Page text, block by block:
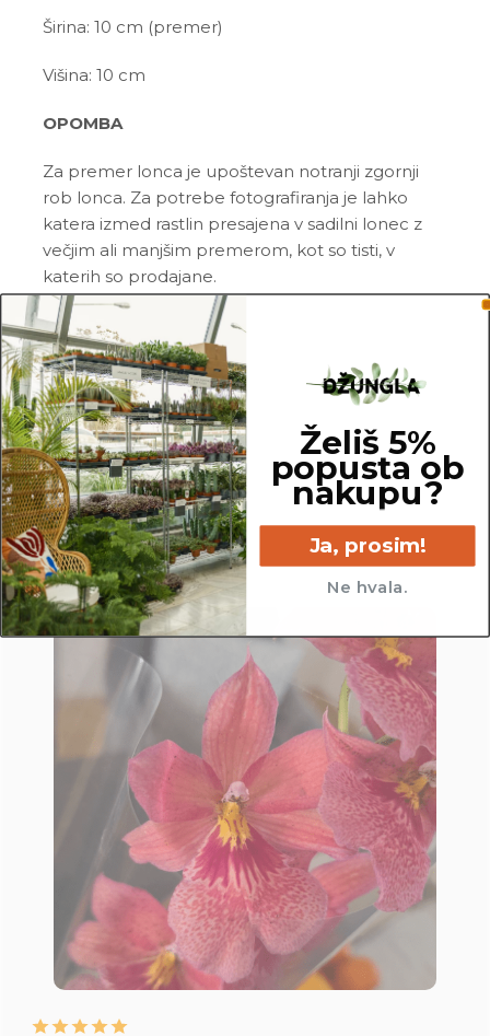
Širina: 10 cm (premer)
Višina: 10 cm
OPOMBA
Za premer lonca je upoštevan notranji zgornji
rob lonca. Za potrebe fotografiranja je lahko
katera izmed rastlin presajena v sadilni lonec z
večjim ali manjšim premerom, kot so tisti, v
katerih so prodajane.
10 cm
Želiš 5%
popusta ob
nakupu?
Ja, prosim!
Ne hvala.